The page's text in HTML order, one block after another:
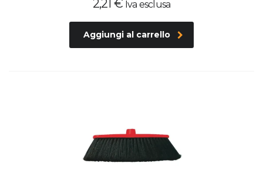
2,21 € Iva esclusa
Aggiungi al carrello